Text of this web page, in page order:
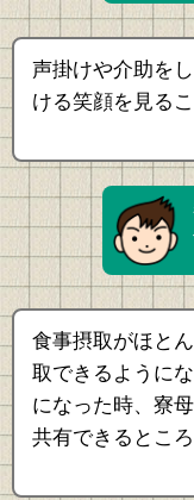
声掛けや介助を
ける笑顔を見る
食事摂取がほと
取できるように
になった時、寮
共有できるとこ